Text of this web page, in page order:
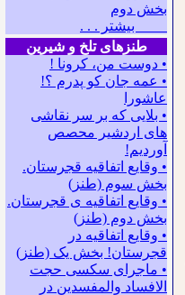
بخش دوم
بیشتر . . .
طنزهای تلخ و شیرین
• دوست من، کرونا !
• ﻋﻤﻪ ﺟﺎﻥ ﻛﻮ ﭘﺪﺭﻡ ؟!
عاشورا
• بلایی که بر سر نقاشی
های اردشیر محصص
آوردیم!
• وقایع اتفاقیه قجرستان.
بخش سوم (طنز)
• وقایع اتفاقیه ی قجرستان.
بخش دوم (طنز)
• وقایع اتفاقیه در
قجرستان! بخش یک (طنز)
• ماجرای سکسی حجت
الافساد والمفسدین در